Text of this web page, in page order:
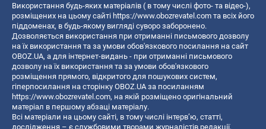
Використання будь-яких матеріалів ( в тому числі фото- та відео-),
розміщених на цьому сайті https://www.obozrevatel.com та всіх його
піддоменах, в будь-якому вигляді суворо заборонено.
Дозволяється використання при отриманні письмового дозволу
на їх використання та за умови обов'язкового посилання на сайт
OBOZ.UA, а для інтернет-видань - при отриманні письмового
дозволу на їх використання та за умови обов'язкового
розміщення прямого, відкритого для пошукових систем,
гіперпосилання на сторінку OBOZ.UA за посиланням
https://www.obozrevatel.com, на якій розміщено оригінальний
матеріал в першому абзаці матеріалу.
Всі матеріали на цьому сайті, в тому числі інтерв’ю, статті,
дослідження – є службовими творами журналістів редакції,